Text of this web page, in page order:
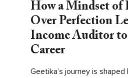
How a Mindset of
Over Perfection
Income Auditor
Career
Geetika’s journey is shaped